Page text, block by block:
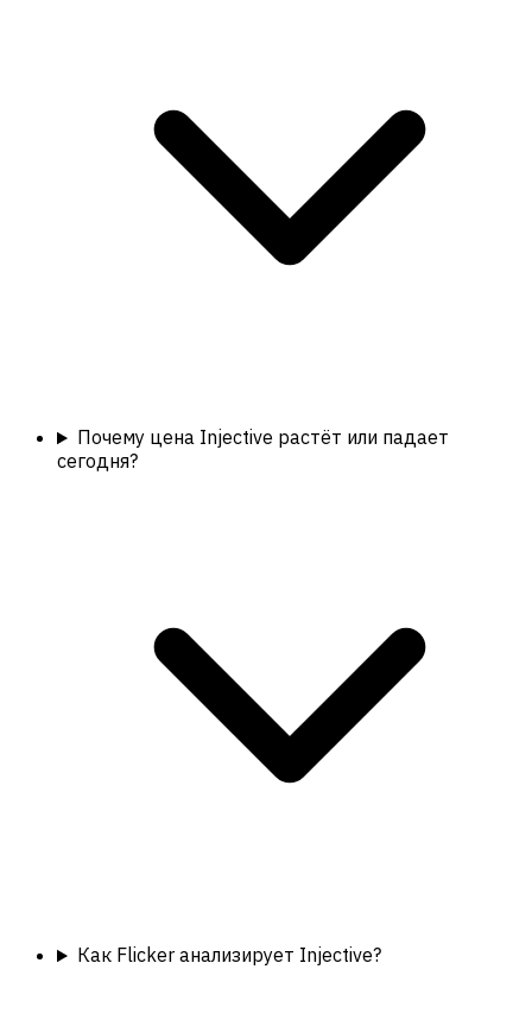
Почему цена Injective растёт или падает
сегодня?
Как Flicker анализирует Injective?